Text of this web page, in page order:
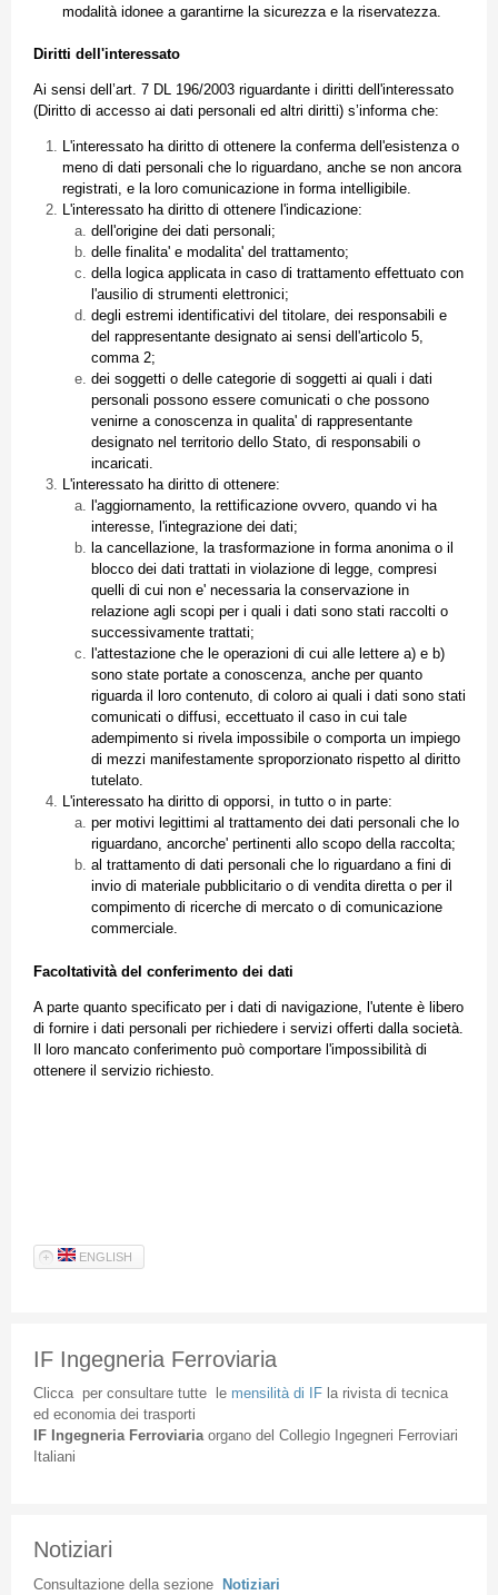
modalità idoneea garantirnela sicurezzae la riservatezza.
Diritti dell'interessato
Ai sensi dell’art. 7 DL 196/2003 riguardante i diritti dell'interessato
(Diritto di accesso ai dati personali ed altri diritti) s’informa che:
L'interessato ha diritto di ottenere la conferma dell'esistenza o
meno di dati personali che lo riguardano, anche se non ancora
registrati, e la loro comunicazione in forma intelligibile.
L'interessato ha diritto di ottenere l'indicazione:
dell'origine dei dati personali;
delle finalita' e modalita' del trattamento;
della logica applicata in caso di trattamento effettuato con
l'ausilio di strumenti elettronici;
degli estremi identificativi del titolare, dei responsabili e
del rappresentante designato ai sensi dell'articolo 5,
comma 2;
dei soggetti o delle categorie di soggetti ai quali i dati
personali possono essere comunicati o che possono
venirne a conoscenza in qualita' di rappresentante
designato nel territorio dello Stato, di responsabili o
incaricati.
L'interessato ha diritto di ottenere:
l'aggiornamento, la rettificazione ovvero, quando vi ha
interesse, l'integrazione dei dati;
la cancellazione, la trasformazione in forma anonima o il
blocco dei dati trattati in violazione di legge, compresi
quelli di cui non e' necessaria la conservazione in
relazione agli scopi per i quali i dati sono stati raccolti o
successivamente trattati;
l'attestazione che le operazioni di cui alle lettere a) e b)
sono state portate a conoscenza, anche per quanto
riguarda il loro contenuto, di coloro ai quali i dati sono stati
comunicati o diffusi, eccettuato il caso in cui tale
adempimento si rivela impossibile o comporta un impiego
di mezzi manifestamente sproporzionato rispetto al diritto
tutelato.
L'interessato ha diritto di opporsi, in tutto o in parte:
per motivi legittimi al trattamento dei dati personali che lo
riguardano, ancorche' pertinenti allo scopo della raccolta;
al trattamento di dati personali che lo riguardano a fini di
invio di materiale pubblicitario o di vendita diretta o per il
compimento di ricerche di mercato o di comunicazione
commerciale.
Facoltatività del conferimento dei dati
A parte quanto specificato per i dati di navigazione, l'utente è libero
di fornire i dati personali per richiedere i servizi offerti dalla società.
Il loro mancato conferimento può comportare l'impossibilità di
ottenere il servizio richiesto.
ENGLISH
IF Ingegneria Ferroviaria
Cliccaper consultare tuttele mensilità di IFla rivista di tecnica
ed economia dei trasporti
IF Ingegneria Ferroviaria organodel Collegio Ingegneri Ferroviari
Italiani
Notiziari
Consultazione della sezione Notiziari